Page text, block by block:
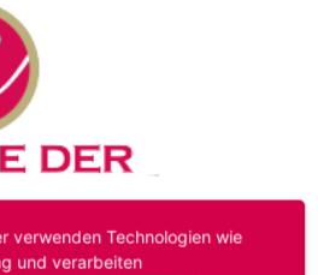
Datenschutz
verwenden Technologien wie
und verarbeiten